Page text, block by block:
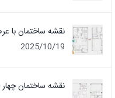
نقشه ساختمان با عرض ۹ متر | پلان
2025/10/19
نقشه ساختمان